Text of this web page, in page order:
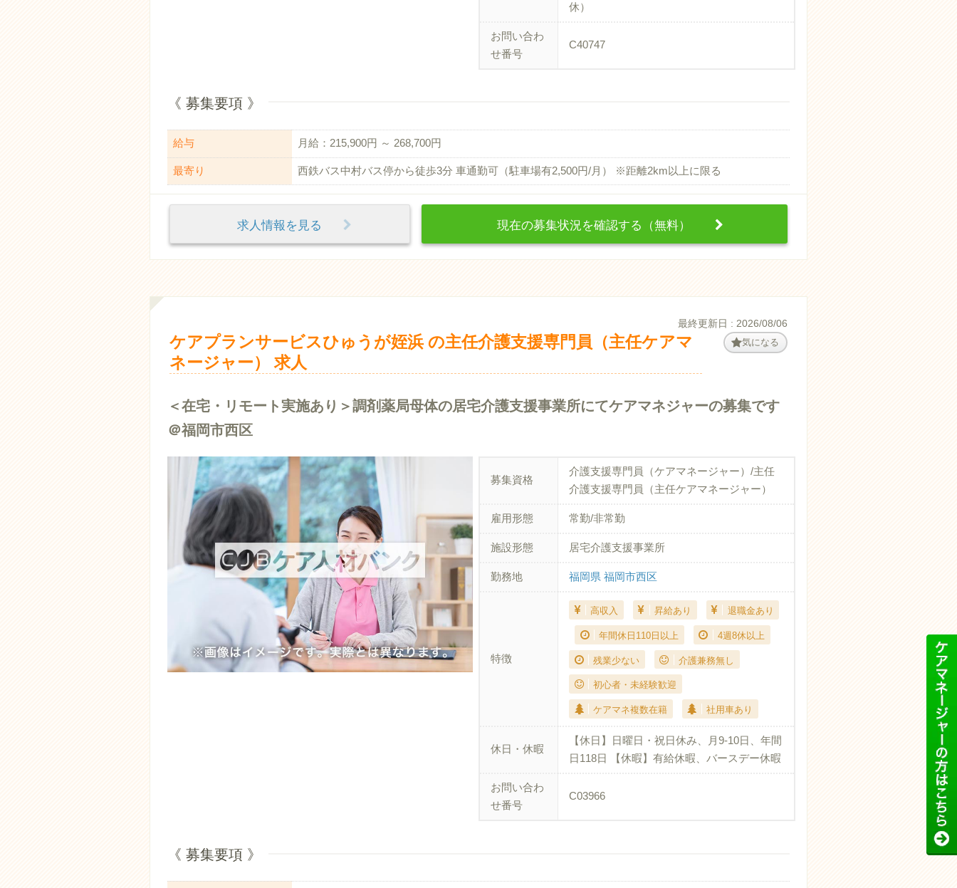
休）
お問い合わ
せ番号
C40747
《 募集要項 》
給与 月給：215,900円 ～ 268,700円
最寄り 西鉄バス中村バス停から徒歩3分 車通勤可（駐車場有2,500円/月） ※距離2km以上に限る
求人情報を見る 現在の募集状況を確認する（無料）
最終更新日 : 2026/08/06
ケアプランサービスひゅうが姪浜 の主任介護支援専門員（主任ケアマ
ネージャー） 求人
気になる
＜在宅・リモート実施あり＞調剤薬局母体の居宅介護支援事業所にてケアマネジャーの募集です
＠福岡市西区
募集資格
介護支援専門員（ケアマネージャー）/主任
介護支援専門員（主任ケアマネージャー）
雇用形態 常勤/非常勤
施設形態 居宅介護支援事業所
勤務地 福岡県 福岡市西区
特徴
高収入 昇給あり 退職金あり
年間休日110日以上 4週8休以上
残業少ない 介護兼務無し
初心者・未経験歓迎
ケアマネ複数在籍 社用車あり
休日・休暇
【休日】日曜日・祝日休み、月9-10日、年間
日118日 【休暇】有給休暇、バースデー休暇
お問い合わ
せ番号
C03966
《 募集要項 》